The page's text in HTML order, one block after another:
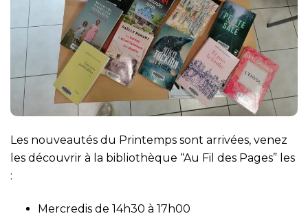
Les nouveautés du Printemps sont arrivées, venez
les découvrir à la bibliothèque “Au Fil des Pages” les
:
Mercredis de 14h30 à 17h00